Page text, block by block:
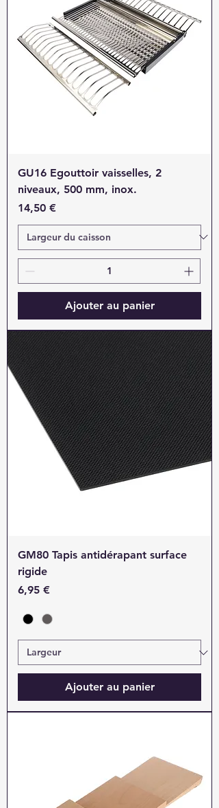
GU16 Egouttoir vaisselles, 2
niveaux, 500 mm, inox.
Prix
14,50 €
Ajouter au panier
GM80 Tapis antidérapant surface
rigide
Prix
6,95 €
Ajouter au panier